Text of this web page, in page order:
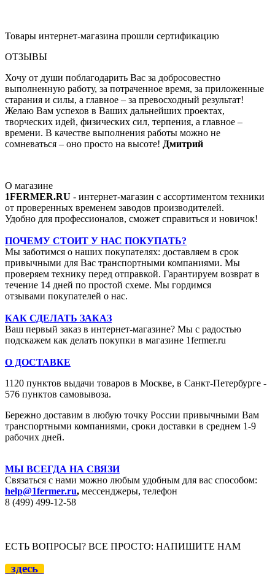
Товары интернет-магазина прошли сертификацию
ОТЗЫВЫ
Хочу от души поблагодарить Вас за добросовестно
выполненную работу, за потраченное время, за приложенные
старания и силы, а главное – за превосходный результат!
Желаю Вам успехов в Ваших дальнейших проектах,
творческих идей, физических сил, терпения, а главное –
времени. В качестве выполнения работы можно не
сомневаться – оно просто на высоте! Дмитрий
О магазине
1FERMER.RU - интернет-магазин с ассортиментом техники
от проверенных временем заводов производителей.
Удобно для профессионалов, сможет справиться и новичок!
ПОЧЕМУ СТОИТ У НАС ПОКУПАТЬ?
Мы заботимся о наших покупателях: доставляем в срок
привычными для Вас транспортными компаниями. Мы
проверяем технику перед отправкой. Гарантируем возврат в
течение 14 дней по простой схеме. Мы гордимся
отзывами покупателей о нас.
КАК СДЕЛАТЬ ЗАКАЗ
Ваш первый заказ в интернет-магазине? Мы с радостью
подскажем как делать покупки в магазине 1fermer.ru
О ДОСТАВКЕ
1120 пунктов выдачи товаров в Москве, в Санкт-Петербурге -
576 пунктов самовывоза.
Бережно доставим в любую точку России привычными Вам
транспортными компаниями, сроки доставки в среднем 1-9
рабочих дней.
МЫ ВСЕГДА НА СВЯЗИ
Связаться с нами можно любым удобным для вас способом:
help@1fermer.ru, мессенджеры, телефон
8 (499) 499-12-58
ЕСТЬ ВОПРОСЫ? ВСЕ ПРОСТО: НАПИШИТЕ НАМ
здесь